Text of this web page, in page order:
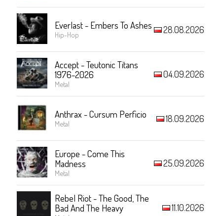
Everlast - Embers To Ashes
Hip-Hop 28.08.2026
Accept - Teutonic Titans
1976-2026
Metal
04.09.2026
Anthrax - Cursum Perficio
Metal 18.09.2026
Europe - Come This
Madness
Metal
25.09.2026
Rebel Riot - The Good, The
Bad And The Heavy
11.10.2026